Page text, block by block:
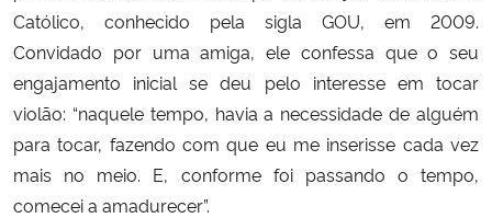
Católico, conhecido pela sigla GOU, em 2009.
Convidado por uma amiga, ele confessa que o seu
engajamento inicial se deu pelo interesse em tocar
violão: “naquele tempo, havia a necessidade de alguém
para tocar, fazendo com que eu me inserisse cada vez
mais no meio. E, conforme foi passando o tempo,
comecei a amadurecer”.